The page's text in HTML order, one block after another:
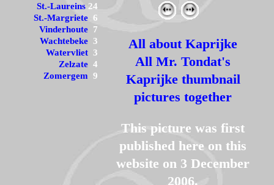
All about Kaprijke
All Mr. Tondat's
Kaprijke thumbnail
pictures together
This picture was first
published here on this
website on 3 December
2006.
St.-Laureins 24
St.-Margriete 6
Vinderhoute 7
Wachtebeke 3
Watervliet 3
Zelzate 4
Zomergem 9